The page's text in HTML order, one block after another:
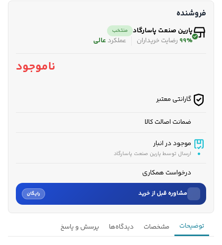
فروشنده
پارین صنعت پاسارگاد منتخب
99% رضایت خریداران عملکرد عالی
ناموجود
گارانتی معتبر
ضمانت اصالت کالا
موجود در انبار
ارسال توسط پارین صنعت پاسارگاد
درخواست همکاری
مشاوره قبل از خرید رایگان
نام
توضیحات مشخصات دیدگاه‌ها پرسش و پاسخ